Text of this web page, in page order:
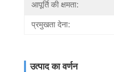
आपूर्ति की क्षमता:
प्रमुखता देना:
उत्पाद का वर्णन